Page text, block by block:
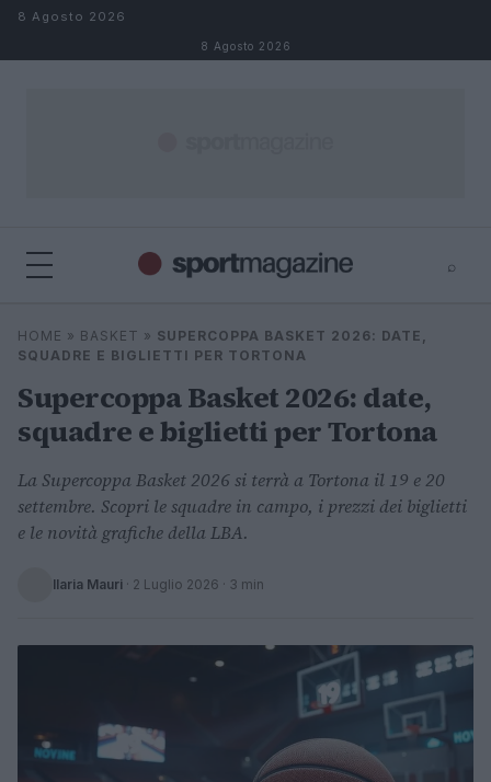
Salta al contenuto
8 Agosto 2026
8 Agosto 2026
⌕
Cerca
HOME » BASKET » SUPERCOPPA BASKET 2026: DATE,
SQUADRE E BIGLIETTI PER TORTONA
Supercoppa Basket 2026: date,
squadre e biglietti per Tortona
La Supercoppa Basket 2026 si terrà a Tortona il 19 e 20
settembre. Scopri le squadre in campo, i prezzi dei biglietti
e le novità grafiche della LBA.
Ilaria Mauri · 2 Luglio 2026 · 3 min